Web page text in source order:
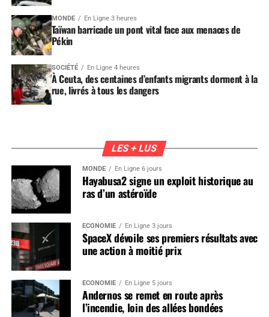
MONDE En Ligne 3 heures
Taïwan barricade un pont vital face aux menaces de
Pékin
SOCIÉTÉ En Ligne 4 heures
À Ceuta, des centaines d’enfants migrants dorment à la
rue, livrés à tous les dangers
LES + LUS
MONDE En Ligne 6 jours
Hayabusa2 signe un exploit historique au
ras d’un astéroïde
ÉCONOMIE En Ligne 3 jours
SpaceX dévoile ses premiers résultats avec
une action à moitié prix
ÉCONOMIE En Ligne 5 jours
Andernos se remet en route après
l’incendie, loin des allées bondées